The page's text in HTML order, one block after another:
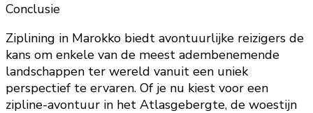
Conclusie
Ziplining in Marokko biedt avontuurlijke reizigers de
kans om enkele van de meest adembenemende
landschappen ter wereld vanuit een uniek
perspectief te ervaren. Of je nu kiest voor een
zipline-avontuur in het Atlasgebergte, de woestijn